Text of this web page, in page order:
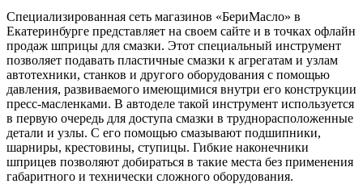
Специализированная сеть магазинов «БериМасло» в
Екатеринбурге представляет на своем сайте и в точках офлайн
продаж шприцы для смазки. Этот специальный инструмент
позволяет подавать пластичные смазки к агрегатам и узлам
автотехники, станков и другого оборудования с помощью
давления, развиваемого имеющимися внутри его конструкции
пресс-масленками. В автоделе такой инструмент используется
в первую очередь для доступа смазки в труднорасположенные
детали и узлы. С его помощью смазывают подшипники,
шарниры, крестовины, ступицы. Гибкие наконечники
шприцев позволяют добираться в такие места без применения
габаритного и технически сложного оборудования.